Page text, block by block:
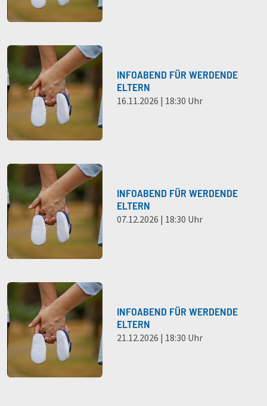
INFOABEND FÜR WERDENDE
ELTERN
16.11.2026 | 18:30 Uhr
INFOABEND FÜR WERDENDE
ELTERN
07.12.2026 | 18:30 Uhr
INFOABEND FÜR WERDENDE
ELTERN
21.12.2026 | 18:30 Uhr